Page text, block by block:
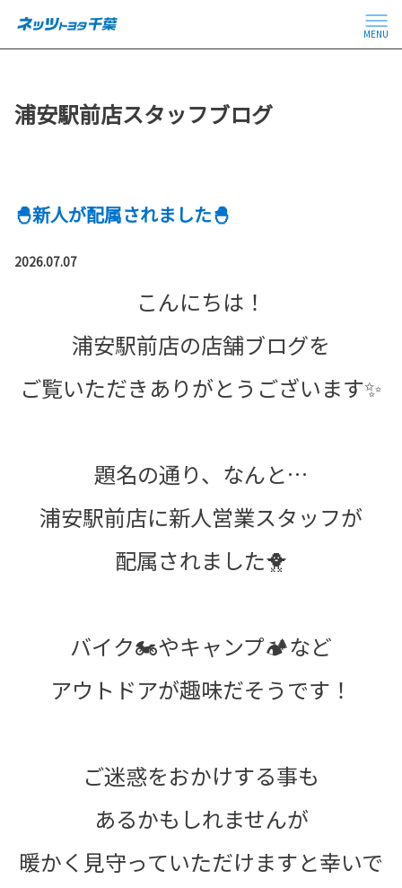
MENU
浦安駅前店スタッフブログ
🐣新人が配属されました🐣
2026.07.07
こんにちは！
浦安駅前店の店舗ブログを
ご覧いただきありがとうございます✨
題名の通り、なんと…
浦安駅前店に新人営業スタッフが
配属されました🐥
バイク🏍️やキャンプ🏕️など
アウトドアが趣味だそうです！
ご迷惑をおかけする事も
あるかもしれませんが
暖かく見守っていただけますと幸いで